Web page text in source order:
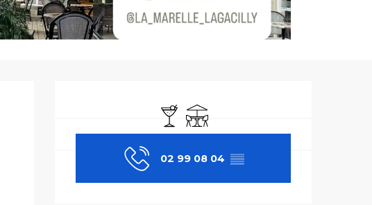
Ouverture et
Bar / Buvette
Terrasse
02 99 08 04 ▒▒